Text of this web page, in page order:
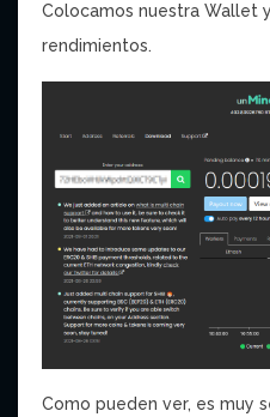
Colocamos nuestra Wallet
rendimientos.
Como pueden ver, es muy